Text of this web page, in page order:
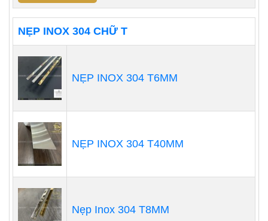
NẸP INOX 304 CHỮ T
NẸP INOX 304 T6MM
NẸP INOX 304 T40MM
Nẹp Inox 304 T8MM